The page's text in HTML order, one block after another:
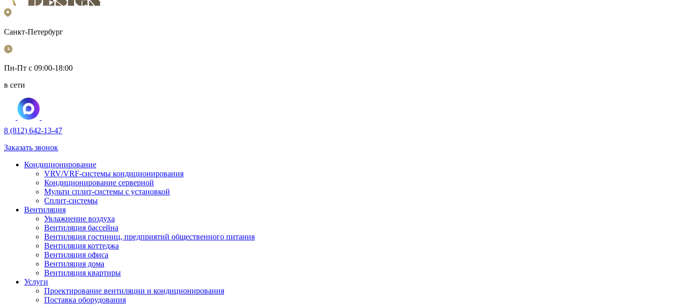
Санкт-Петербург
Пн-Пт с 09:00-18:00
в сети
8 (812) 642-13-47
Заказать звонок
Кондиционирование
VRV/VRF-системы кондиционирования
Кондиционирование серверной
Мульти сплит-системы с установкой
Сплит-системы
Вентиляция
Увлажнение воздуха
Вентиляция бассейна
Вентиляция гостиниц, предприятий общественного питания
Вентиляция коттеджа
Вентиляция офиса
Вентиляция дома
Вентиляция квартиры
Услуги
Проектирование вентиляции и кондиционирования
Поставка оборудования